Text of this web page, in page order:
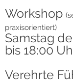
Workshop
praxisorientiert)
Samstag
bis 18:00
Verehrte